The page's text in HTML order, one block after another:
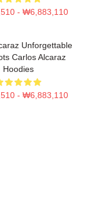
- ₩6,883,110
Unforgettable
Carlos Alcaraz
Hoodies
- ₩6,883,110